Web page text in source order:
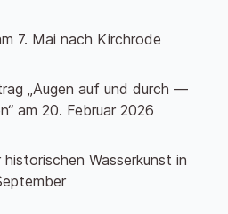
7. Mai nach Kirchrode
„Augen auf und durch —
am 20. Februar 2026
Wasserkunst in